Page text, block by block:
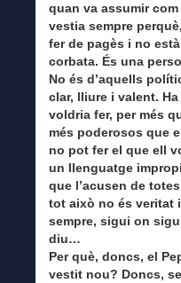
quan va assumir
vestia sempre
fer de pagès i no
corbata. És una
No és d’aquells
clar, lliure i valent.
voldria fer, per més
més poderosos que
no pot fer el que ell
un llenguatge
que l’acusen de
tot això no és veritat
sempre, sigui on
diu…
Per què, doncs, el
vestit nou? Doncs,